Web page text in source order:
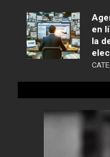
en
la